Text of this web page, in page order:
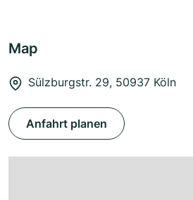
Map
Sülzburgstr. 29, 50937 Köln
Anfahrt planen